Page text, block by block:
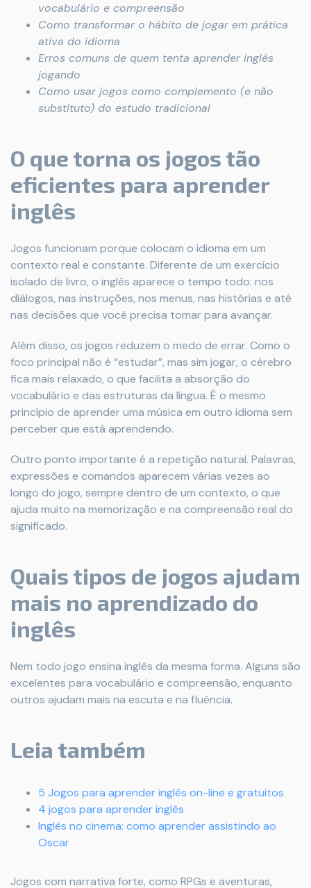
vocabulário e compreensão
Como transformar o hábito de jogar em prática
ativa do idioma
Erros comuns de quem tenta aprender inglês
jogando
Como usar jogos como complemento (e não
substituto) do estudo tradicional
O que torna os jogos tão
eficientes para aprender
inglês
Jogos funcionam porque colocam o idioma em um
contexto real e constante. Diferente de um exercício
isolado de livro, o inglês aparece o tempo todo: nos
diálogos, nas instruções, nos menus, nas histórias e até
nas decisões que você precisa tomar para avançar.
Além disso, os jogos reduzem o medo de errar. Como o
foco principal não é “estudar”, mas sim jogar, o cérebro
fica mais relaxado, o que facilita a absorção do
vocabulário e das estruturas da língua. É o mesmo
princípio de aprender uma música em outro idioma sem
perceber que está aprendendo.
Outro ponto importante é a repetição natural. Palavras,
expressões e comandos aparecem várias vezes ao
longo do jogo, sempre dentro de um contexto, o que
ajuda muito na memorização e na compreensão real do
significado.
Quais tipos de jogos ajudam
mais no aprendizado do
inglês
Nem todo jogo ensina inglês da mesma forma. Alguns são
excelentes para vocabulário e compreensão, enquanto
outros ajudam mais na escuta e na fluência.
Leia também
5 Jogos para aprender inglês on-line e gratuitos
4 jogos para aprender inglês
Inglês no cinema: como aprender assistindo ao
Oscar
Jogos com narrativa forte, como RPGs e aventuras,